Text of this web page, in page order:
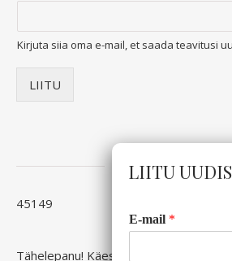
Kirjuta siia oma e-mail, et saada teavitusi
LIITU
KÜLASTAJATE
45149
Tähelepanu! Käesoleval veebilehel
LIITU
E-mail *